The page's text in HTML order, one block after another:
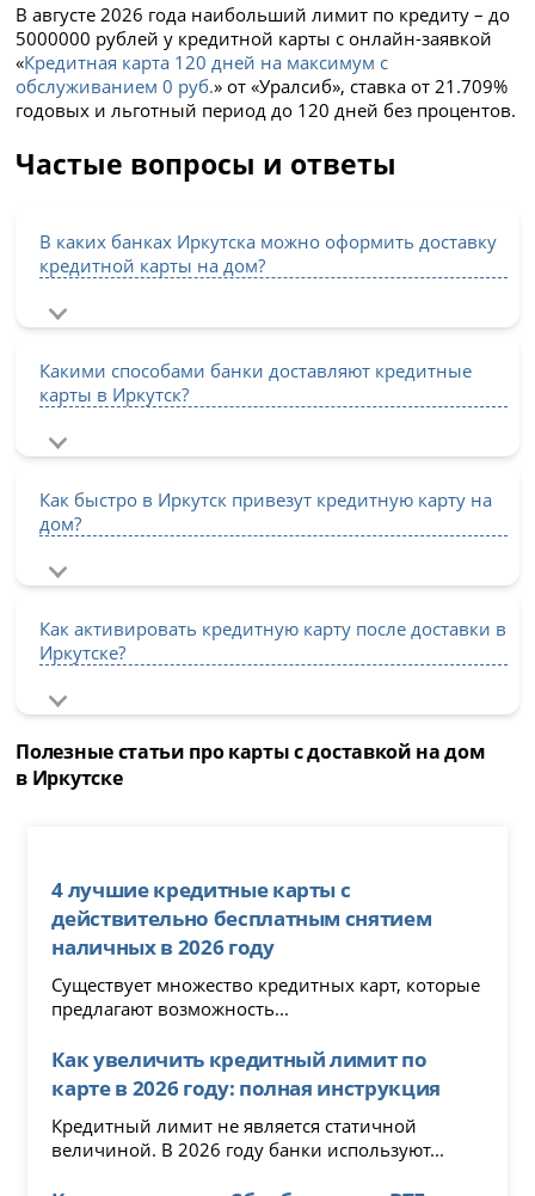
В августе 2026 года наибольший лимит по кредиту – до
5000000 рублей у кредитной карты с онлайн-заявкой
«Кредитная карта 120 дней на максимум с
обслуживанием 0 руб.» от «Уралсиб», ставка от 21.709%
годовых и льготный период до 120 дней без процентов.
Частые вопросы и ответы
В каких банках Иркутска можно оформить доставку
кредитной карты на дом?
Какими способами банки доставляют кредитные
карты в Иркутск?
Как быстро в Иркутск привезут кредитную карту на
дом?
Как активировать кредитную карту после доставки в
Иркутске?
Полезные статьи про карты с доставкой на дом
в Иркутске
4 лучшие кредитные карты с
действительно бесплатным снятием
наличных в 2026 году
Существует множество кредитных карт, которые
предлагают возможность...
Как увеличить кредитный лимит по
карте в 2026 году: полная инструкция
Кредитный лимит не является статичной
величиной. В 2026 году банки используют...